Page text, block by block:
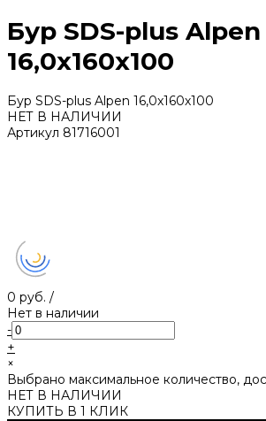
Бур SDS-plus Alpen
16,0x160х100
Бур SDS-plus Alpen 16,0x160х100
НЕТ В НАЛИЧИИ
Артикул 81716001
0 руб. /
Нет в наличии
-
+
×
Выбрано максимальное количество,
НЕТ В НАЛИЧИИ
КУПИТЬ В 1 КЛИК